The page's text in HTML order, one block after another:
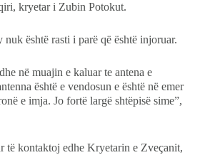
kryetar i Zubin Potokut.
është rasti i parë që është injoruar.
në muajin e kaluar te antena e
është e vendosun e është në emer
e imja. Jo fortë largë shtëpisë sime”,
të kontaktoj edhe Kryetarin e Zveçanit,